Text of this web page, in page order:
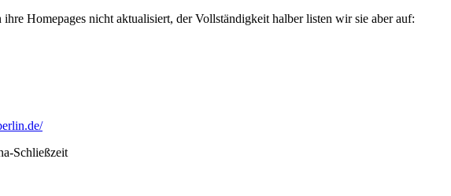
Homepages nicht aktualisiert, der Vollständigkeit halber listen wir sie aber auf: